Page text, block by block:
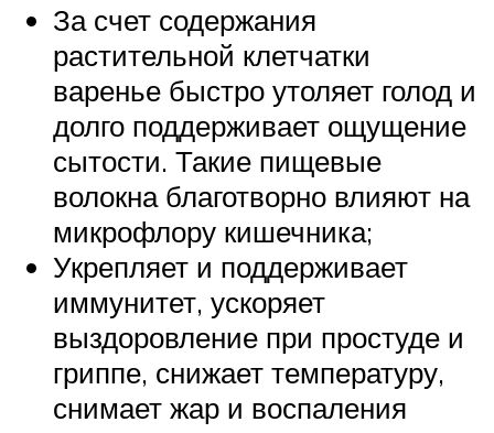
За счет содержания
растительной клетчатки
варенье быстро утоляет голод и
долго поддерживает ощущение
сытости. Такие пищевые
волокна благотворно влияют на
микрофлору кишечника;
Укрепляет и поддерживает
иммунитет, ускоряет
выздоровление при простуде и
гриппе, снижает температуру,
снимает жар и воспаления